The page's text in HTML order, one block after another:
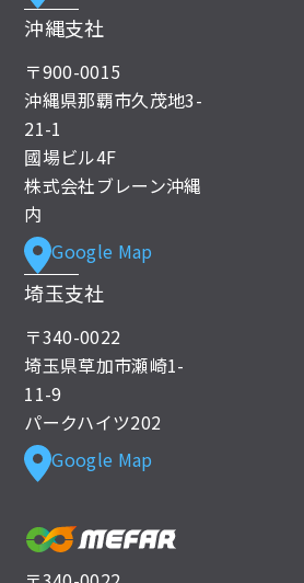
沖縄支社
〒900-0015
沖縄県那覇市久茂地3-
21-1
國場ビル4F
株式会社ブレーン沖縄
内
Google Map
埼玉支社
〒340-0022
埼玉県草加市瀬崎1-
11-9
パークハイツ202
Google Map